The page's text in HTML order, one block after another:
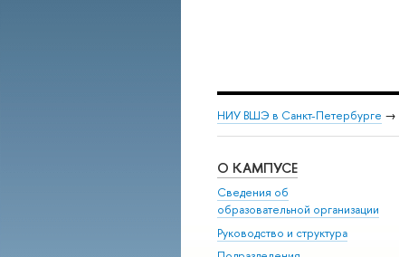
НИУ ВШЭ в Санкт-Петербурге →
О КАМПУСЕ
Сведения об
образовательной организации
Руководство и структура